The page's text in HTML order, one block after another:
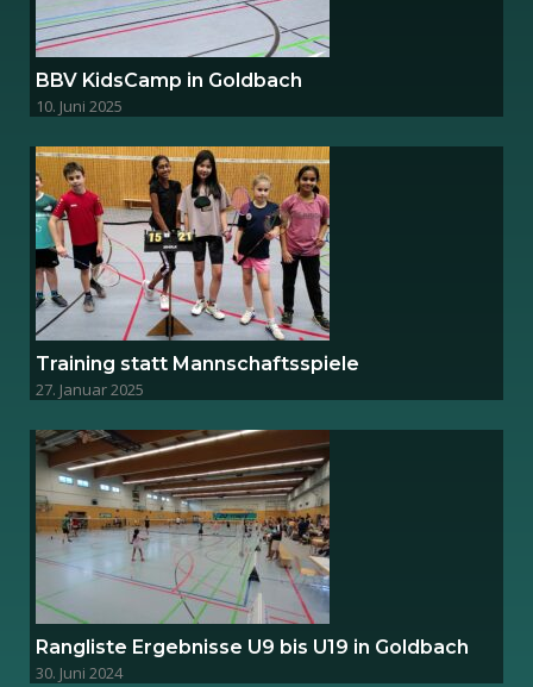
BBV KidsCamp in Goldbach
10. Juni 2025
Training statt Mannschaftsspiele
27. Januar 2025
Rangliste Ergebnisse U9 bis U19 in Goldbach
30. Juni 2024